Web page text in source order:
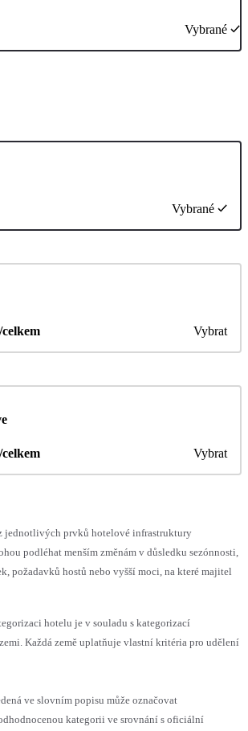
Vybrané
Vybrané
Vybrat
Vybrat
jednotlivých prvků hotelové infrastruktury
podléhat menším změnám v důsledku sezónnosti,
požadavků hostů nebo vyšší moci, na které majitel
hotelu je v souladu s kategorizací
Každá země uplatňuje vlastní kritéria pro udělení
ve slovním popisu může označovat
kategorii ve srovnání s oficiální